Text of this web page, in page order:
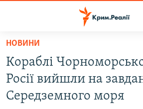
Перейти
основного
матеріалу
Перейти
до
НОВИНИ
ВОДА.КРИМ
ВІДЕО ТА ФОТО
НОВИНИ
Кораблі
Росії вийшли на
Середземного моря